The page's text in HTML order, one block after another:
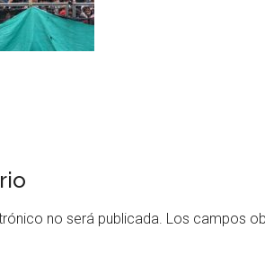
no será publicada. Los campos